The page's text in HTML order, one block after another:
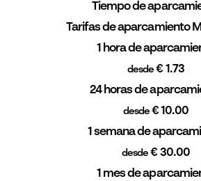
Tiempo de
Tarifas de aparcamiento
1 hora de
desde € 1.73
24 horas de
desde€ 10.00
1 semana de
desde € 30.00
1 mes de